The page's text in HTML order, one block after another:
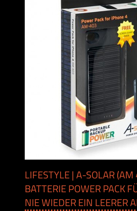
LIFESTYLE | A-SOLAR
BATTERIE POWER PACK
NIE WIEDER EIN LEERER